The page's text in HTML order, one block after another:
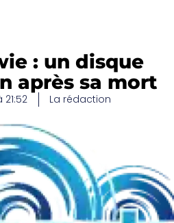
: un disque
après sa mort
21:52 La rédaction